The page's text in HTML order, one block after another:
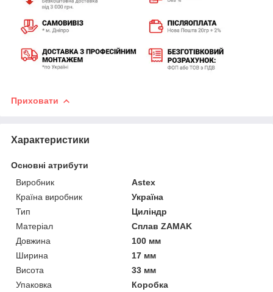
Приховати
Характеристики
Основні атрибути
Виробник
Astex
Країна виробник
Україна
Тип
Циліндр
Матеріал
Сплав ZAMAK
Довжина
100 мм
Ширина
17 мм
Висота
33 мм
Упаковка
Коробка